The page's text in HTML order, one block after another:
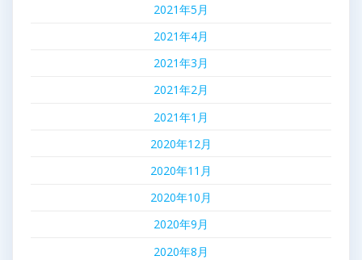
2021年5月
2021年4月
2021年3月
2021年2月
2021年1月
2020年12月
2020年11月
2020年10月
2020年9月
2020年8月